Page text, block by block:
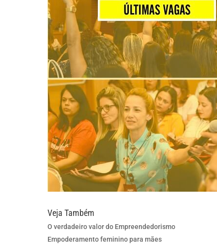
Veja Também
O verdadeiro valor do Empreendedorismo
Empoderamento feminino para mães